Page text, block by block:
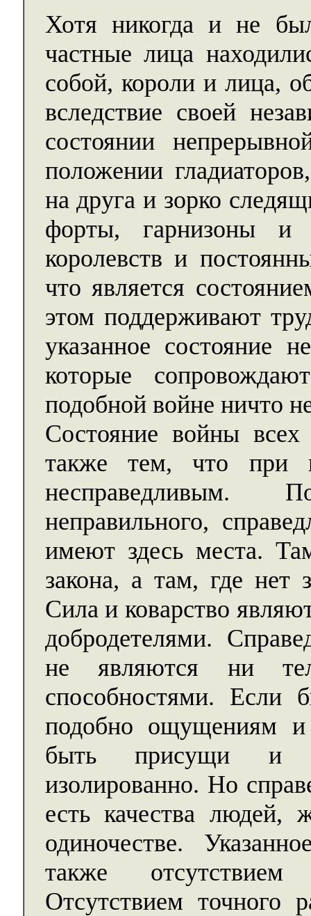
Хотя никогда и не
частные лица
собой, короли и лица,
вследствие своей
состоянии
положении
на друга и зорко
форты, гарнизоны и
королевств и
что является
этом поддерживают
указанное состояние
которые
подобной войне ничто
Состояние войны всех
также тем, что при
несправедливым.
неправильного,
имеют здесь места.
закона, а там, где нет
Сила и коварство
добродетелями.
не являются ни
способностями.
подобно ощущениям
быть присущи и
изолированно. Но
есть качества
одиночестве.
также отсутствием
Отсутствием точного